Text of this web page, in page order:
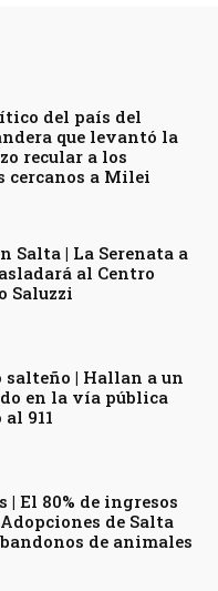
del país del
que levantó la
recular a los
cercanos a Milei
Salta | La Serenata a
al Centro
Saluzzi
salteño | Hallan a un
en la vía pública
911
| El 80% de ingresos
de Salta
de animales